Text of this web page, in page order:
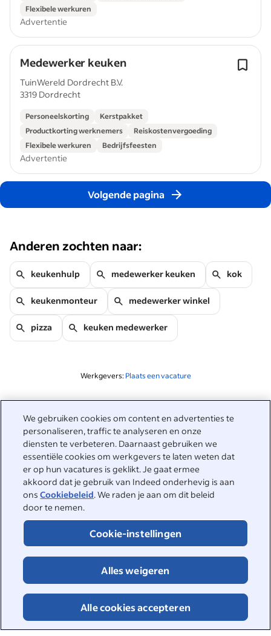
We gebruiken cookies om content en advertenties te
personaliseren, traffic te analyseren en onze
diensten te verbeteren. Daarnaast gebruiken we
essentiële cookies om werkgevers te laten weten dat
er op hun vacatures is geklikt. Je gaat ermee
akkoord dat je gebruik van Indeed onderhevig is aan
onsCookiebeleid. We raden je aan om dit beleid
door te nemen.
Cookie-instellingen
Alles weigeren
Alle cookies accepteren
Flexibele werkuren
Advertentie
Medewerker keuken
TuinWereld Dordrecht B.V.
3319 Dordrecht
Personeelskorting
Kerstpakket
Productkorting werknemers
Reiskostenvergoeding
Flexibele werkuren
Bedrijfsfeesten
Advertentie
Volgende pagina
Anderen zochten naar:
keukenhulp medewerker keuken kok
keukenmonteur medewerker winkel
pizza keuken medewerker
Werkgevers: Plaats een vacature
Gerelateerd aan deze zoekopdracht
&nbsp;
Inloggen
&nbsp;
Werkzoekenden
Help
Carrièregids
Werken bij Indeed
Vacatures zoeken
&nbsp;
Werkgevers
Plaats een vacature
Indeed Events
&nbsp;
Over Indeed
Cookies
&nbsp;
Toegankelijkheid bij IndeedPrivacycenter en Ad Choices
Pagina Online veiligheidVoorwaarden